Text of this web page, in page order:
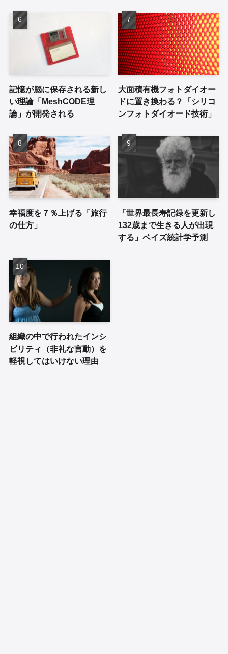
記憶が脳に保存される新し
い理論「MeshCODE理
論」が開発される
大面積有機フォトダイオー
ドに置き換わる？「シリコ
ンフォトダイオード技術」
幸福度を７％上げる「旅行
の仕方」
「世界最長寿記録を更新し
132歳まで生きる人が出現
する」ベイズ統計学予測
組織の中で行われたインシ
ビリティ（非礼な言動）を
軽視してはいけない理由